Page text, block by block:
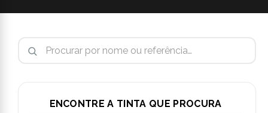
ENCONTRE A TINTA QUE PROCURA